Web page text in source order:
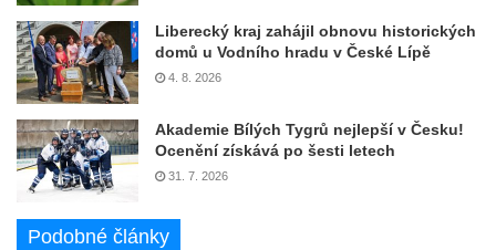
Liberecký kraj zahájil obnovu historických
domů u Vodního hradu v České Lípě
4. 8. 2026
Akademie Bílých Tygrů nejlepší v Česku!
Ocenění získává po šesti letech
31. 7. 2026
Podobné články